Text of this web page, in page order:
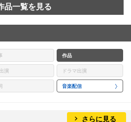
品一覧を見る
作品
演 ドラマ出演
音楽配信
さらに見る